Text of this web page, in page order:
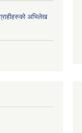
अभिलेख